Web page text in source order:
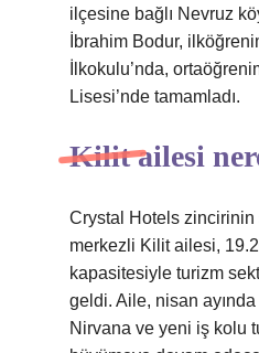
ilçesine bağlı Nevruz
İbrahim Bodur,
İlkokulu’nda,
Lisesi’nde tamamladı.
Kilit ailesi
Crystal Hotels
merkezli Kilit ailesi,
kapasitesiyle turizm
geldi. Aile, nisan
Nirvana ve yeni iş kolu